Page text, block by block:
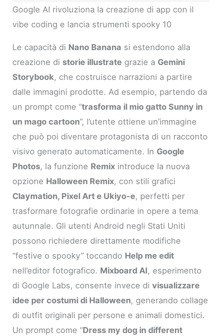
Google AI rivoluziona la creazione di app con il
vibe coding e lancia strumenti spooky 10
Le capacità di Nano Banana si estendono alla
creazione di storie illustrate grazie a Gemini
Storybook, che costruisce narrazioni a partire
dalle immagini prodotte. Ad esempio, partendo da
un prompt come “trasforma il mio gatto Sunny in
un mago cartoon”, l’utente ottiene un’immagine
che può poi diventare protagonista di un racconto
visivo generato automaticamente. In Google
Photos, la funzione Remix introduce la nuova
opzione Halloween Remix, con stili grafici
Claymation, Pixel Art e Ukiyo-e, perfetti per
trasformare fotografie ordinarie in opere a tema
autunnale. Gli utenti Android negli Stati Uniti
possono richiedere direttamente modifiche
“festive o spooky” toccando Help me edit
nell’editor fotografico. Mixboard AI, esperimento
di Google Labs, consente invece divisualizzare
idee per costumi di Halloween, generando collage
di outfit originali per persone e animali domestici.
Un prompt come “Dress my dog in different